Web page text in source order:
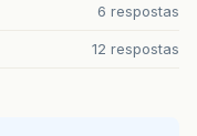
6 respostas
12 respostas